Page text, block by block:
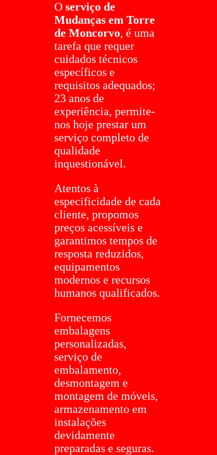
O serviço de
Mudanças em Torre
de Moncorvo, é uma
tarefa que requer
cuidados técnicos
específicos e
requisitos adequados;
23 anos de
experiência, permite-
nos hoje prestar um
serviço completo de
qualidade
inquestionável.
Atentos à
especificidade de cada
cliente, propomos
preços acessíveis e
garantimos tempos de
resposta reduzidos,
equipamentos
modernos e recursos
humanos qualificados.
Fornecemos
embalagens
personalizadas,
serviço de
embalamento,
desmontagem e
montagem de móveis,
armazenamento em
instalações
devidamente
preparadas e seguras.